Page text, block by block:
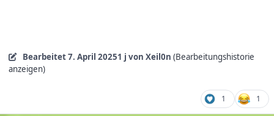
Bearbeitet7. April 20251 j von Xeil0n (Bearbeitungshistorie
anzeigen)
1 1